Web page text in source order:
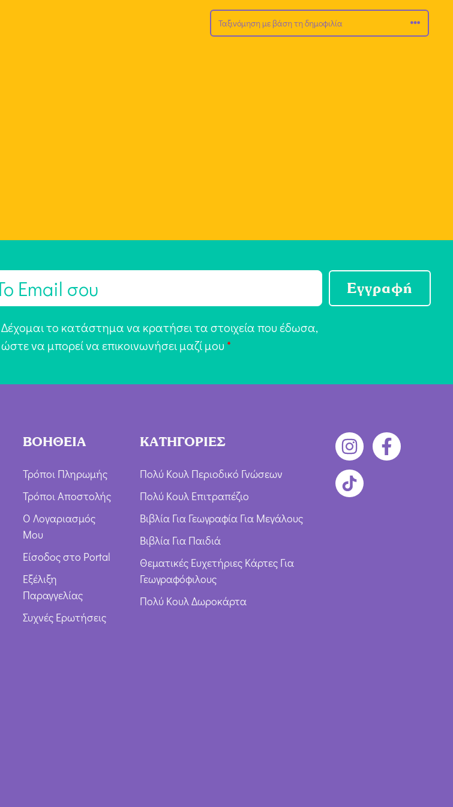
Δέχομαι το κατάστημα να κρατήσει τα στοιχεία που έδωσα,
ώστε να μπορεί να επικοινωνήσει μαζί μου *
Εγγραφή
ΒΟΗΘΕΙΑ
Τρόποι Πληρωμής
Τρόποι Αποστολής
Ο Λογαριασμός
Μου
Είσοδος στο Portal
Εξέλιξη
Παραγγελίας
Συχνές Ερωτήσεις
ΚΑΤΗΓΟΡΙΕΣ
Πολύ Κουλ Περιοδικό Γνώσεων
Πολύ Κουλ Επιτραπέζιο
Βιβλία Για Γεωγραφία Για Μεγάλους
Βιβλία Για Παιδιά
Θεματικές Ευχετήριες Κάρτες Για
Γεωγραφόφιλους
Πολύ Κουλ Δωροκάρτα